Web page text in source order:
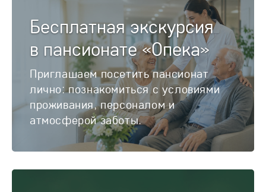
Бесплатная экскурсия
в пансионате «Опека»
Приглашаем посетить пансионат
лично: познакомиться с условиями
проживания, персоналом и
атмосферой заботы.